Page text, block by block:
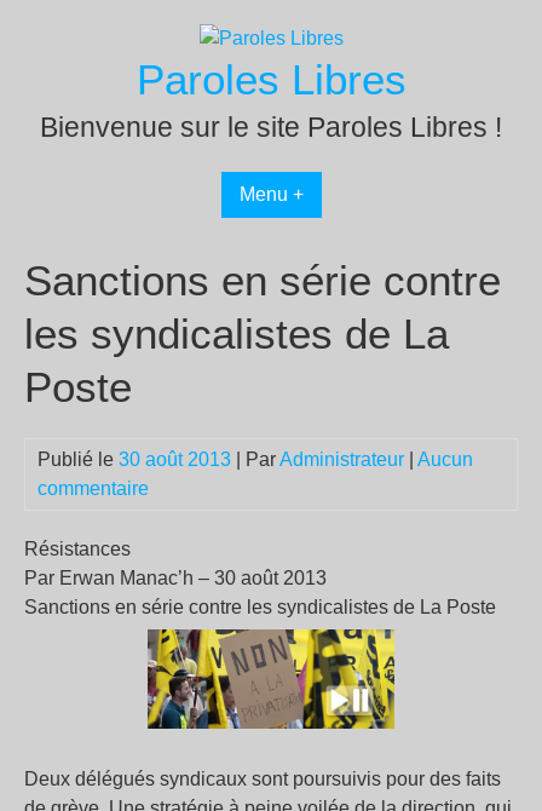
Paroles Libres
Bienvenue sur le site Paroles Libres !
Menu +
Sanctions en série contre
les syndicalistes de La
Poste
Publié le 30 août 2013 | ParAdministrateur
Aucun
commentaire
Résistances
Par Erwan Manac’h – 30 août 2013
Sanctions en série contre les syndicalistes de La Poste
Deux délégués syndicaux sont poursuivis pour des faits